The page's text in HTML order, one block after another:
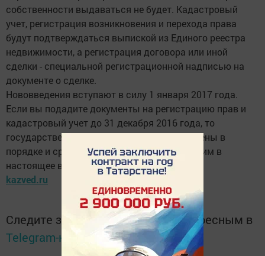
собственности выдаваться не будет. Кадастровый
учет, регистрация возникновения и перехода права
будут подтверждаться выпиской из Единого реестра
недвижимости, а регистрация договора или иной
сделки - специальной регистрационной надписью на
документе о сделке.
Нововведения вступают в силу 1 января 2017 года.
Если вы подадите документы на регистрацию прав и
кадастровый учет до 31 декабря 2016 года, то
государственные услуги будут предоставлены в
порядке и сроки, определенные действующим в
настоящее время законодательством.
kazved.ru
Следите за самым важным и интересным в
Telegram-канале
Татмедиа